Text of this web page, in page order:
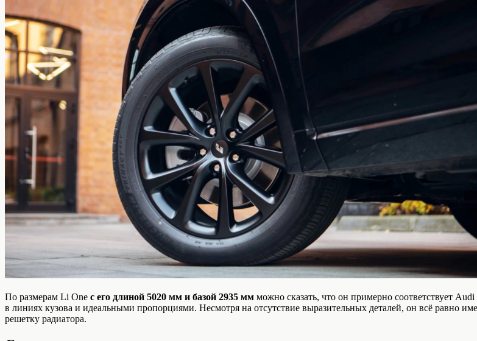
По размерам Li One с его длиной 5020 мм и базой 2935 мм можно сказать, что он примерно соответствует
в линиях кузова и идеальными пропорциями. Несмотря на отсутствие выразительных деталей, он всё равно
решетку радиатора.